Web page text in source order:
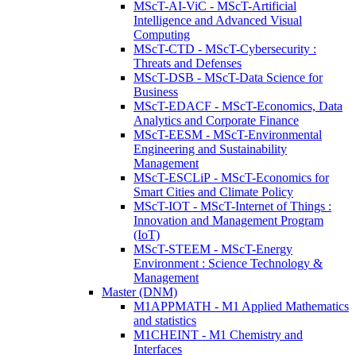
MScT-AI-ViC - MScT-Artificial
Intelligence and Advanced Visual
Computing
MScT-CTD - MScT-Cybersecurity :
Threats and Defenses
MScT-DSB - MScT-Data Science for
Business
MScT-EDACF - MScT-Economics, Data
Analytics and Corporate Finance
MScT-EESM - MScT-Environmental
Engineering and Sustainability
Management
MScT-ESCLiP - MScT-Economics for
Smart Cities and Climate Policy
MScT-IOT - MScT-Internet of Things :
Innovation and Management Program
(IoT)
MScT-STEEM - MScT-Energy
Environment : Science Technology &
Management
Master (DNM)
M1APPMATH - M1 Applied Mathematics
and statistics
M1CHEINT - M1 Chemistry and
Interfaces